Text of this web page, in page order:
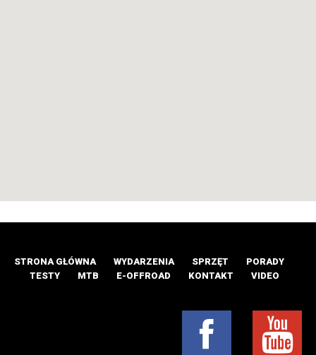
STRONA GŁÓWNA WYDARZENIA SPRZĘT
PORADY
TESTY
MTB E-OFFROAD KONTAKT VIDEO